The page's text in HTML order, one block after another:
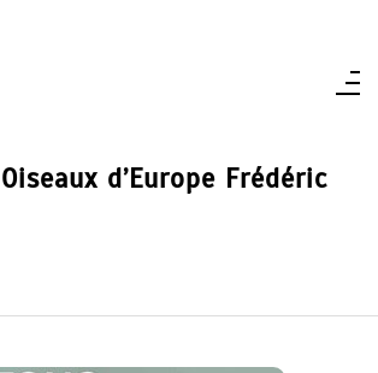
Oiseaux d’Europe Frédéric